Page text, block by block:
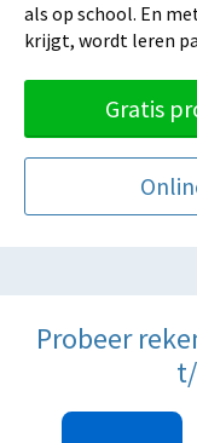
als op school. En
krijgt, wordt leren
Gratis
Probeer